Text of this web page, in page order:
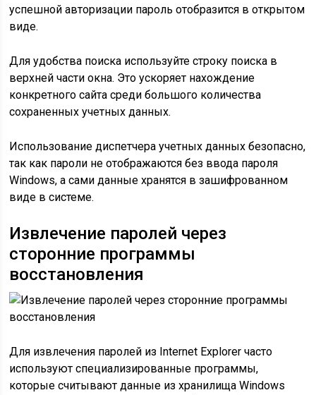
успешной авторизации пароль отобразится в открытом
виде.
Для удобства поиска используйте строку поиска в
верхней части окна. Это ускоряет нахождение
конкретного сайта среди большого количества
сохраненных учетных данных.
Использование диспетчера учетных данных безопасно,
так как пароли не отображаются без ввода пароля
Windows, а сами данные хранятся в зашифрованном
виде в системе.
Извлечение паролей через
сторонние программы
восстановления
Для извлечения паролей из Internet Explorer часто
используют специализированные программы,
которые считывают данные из хранилища Windows